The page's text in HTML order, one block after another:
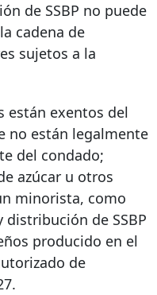
de SSBP no puede
cadena de
sujetos a la
están exentos del
no están legalmente
del condado;
azúcar u otros
minorista, como
de SSBP
producido en el
de